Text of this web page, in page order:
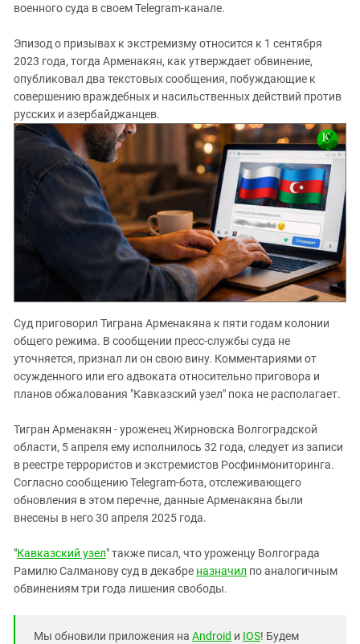
военного суда в своем Telegram-канале.
Эпизод о призывах к экстремизму относится к 1 сентября
2023 года, тогда Арменакян, как утверждает обвинение,
опубликовал два текстовых сообщения, побуждающие к
совершению враждебных и насильственных действий против
русских и азербайджанцев.
Суд приговорил Тиграна Арменакяна к пяти годам колонии
общего режима. В сообщении пресс-службы суда не
уточняется, признал ли он свою вину. Комментариями от
осужденного или его адвоката относительно приговора и
планов обжалования "Кавказский узел" пока не располагает.
Тигран Арменакян - уроженец Жирновска Волгоградской
области, 5 апреля ему исполнилось 32 года, следует из записи
в реестре террористов и экстремистов Росфинмониторинга.
Согласно сообщению Telegram-бота, отслеживающего
обновления в этом перечне, данные Арменакяна были
внесены в него 30 апреля 2025 года.
"Кавказский узел" также писал, что уроженцу Волгограда
Рамилю Салманову суд в декабре назначил по аналогичным
обвинениям три года лишения свободы.
Мы обновили приложения на Android и IOS! Будем